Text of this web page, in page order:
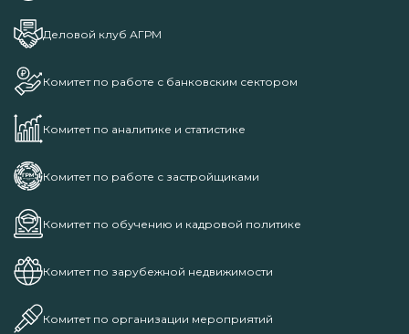
Деловой клуб АГРМ
Комитет по работе с банковским сектором
Комитет по аналитике и статистике
Комитет по работе с застройщиками
Комитет по обучению и кадровой политике
Комитет по зарубежной недвижимости
Комитет по организации мероприятий